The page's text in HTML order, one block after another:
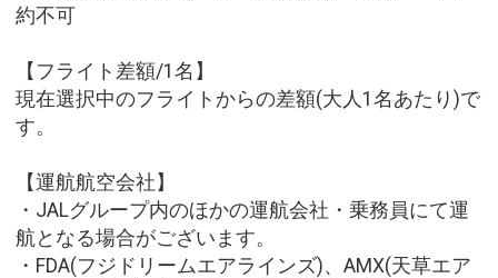
約不可
【フライト差額/1名】
現在選択中のフライトからの差額(大人1名あたり)で
す。
【運航航空会社】
・JALグループ内のほかの運航会社・乗務員にて運
航となる場合がございます。
・FDA(フジドリームエアラインズ)、AMX(天草エア